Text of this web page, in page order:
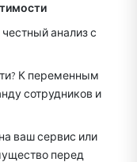
анализ с
К переменным
сотрудников и
ваш сервис или
перед